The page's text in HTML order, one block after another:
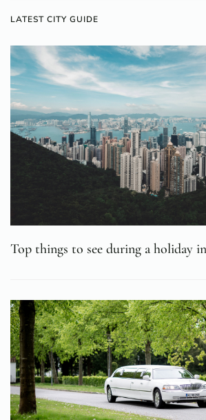
LATEST CITY GUIDE
Top things to see during a holiday